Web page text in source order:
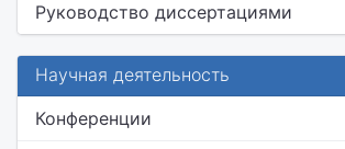
Руководство диссертациями
Научная деятельность
Конференции